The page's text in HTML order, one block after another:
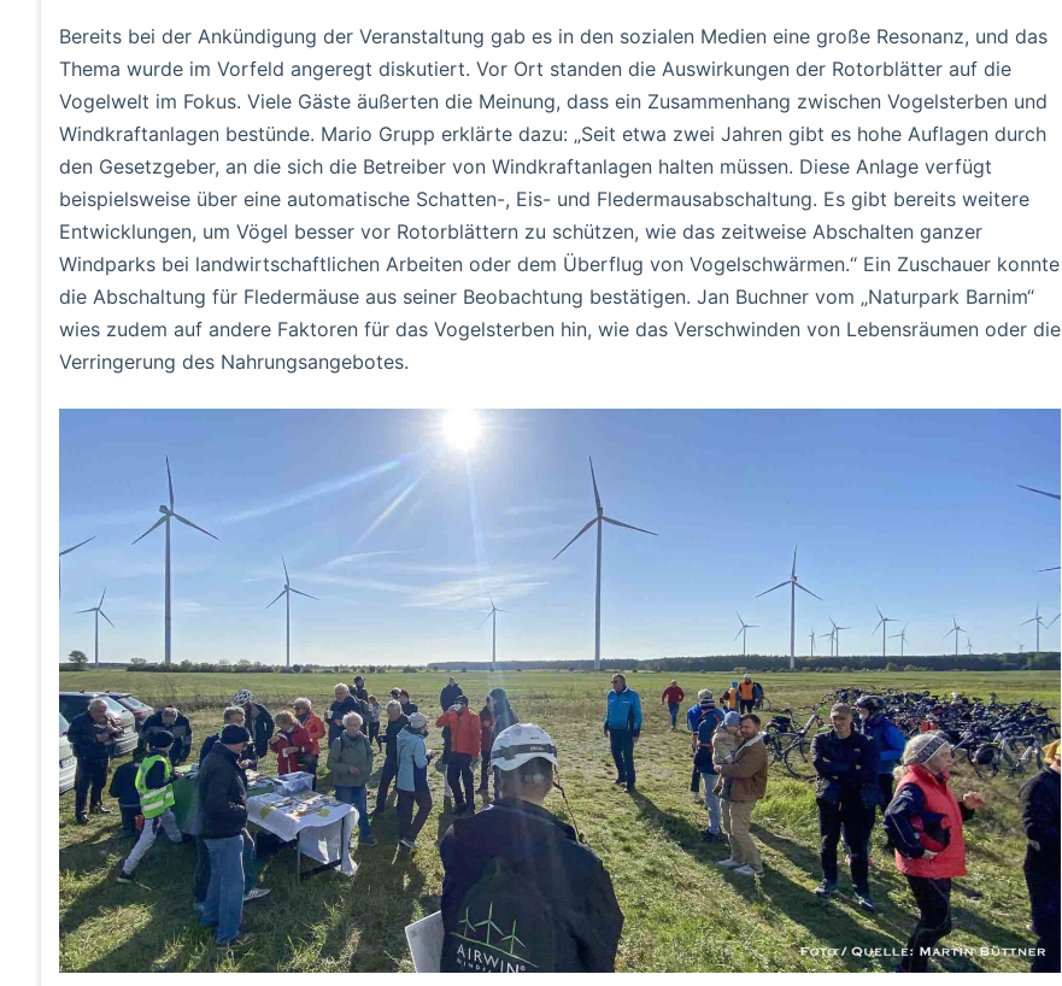
Bereits bei der Ankündigung der Veranstaltung gab es in den sozialen Medien eine große Resonanz, und das
Thema wurde im Vorfeld angeregt diskutiert. Vor Ort standen die Auswirkungen der Rotorblätter auf die
Vogelwelt im Fokus. Viele Gäste äußerten die Meinung, dass ein Zusammenhang zwischen Vogelsterben und
Windkraftanlagen bestünde. Mario Grupp erklärte dazu: „Seit etwa zwei Jahren gibt es hohe Auflagen durch
den Gesetzgeber, an die sich die Betreiber von Windkraftanlagen halten müssen. Diese Anlage verfügt
beispielsweise über eine automatische Schatten-, Eis- und Fledermausabschaltung. Es gibt bereits weitere
Entwicklungen, um Vögel besser vor Rotorblättern zu schützen, wie das zeitweise Abschalten ganzer
Windparks bei landwirtschaftlichen Arbeiten oder dem Überflug von Vogelschwärmen.“ Ein Zuschauer konnte
die Abschaltung für Fledermäuse aus seiner Beobachtung bestätigen. Jan Buchner vom „Naturpark Barnim“
wies zudem auf andere Faktoren für das Vogelsterben hin, wie das Verschwinden von Lebensräumen oder die
Verringerung des Nahrungsangebotes.